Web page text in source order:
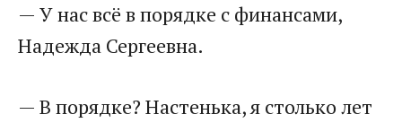
— У нас всё в порядке с финансами,
Надежда Сергеевна.
— В порядке? Настенька, я столько лет